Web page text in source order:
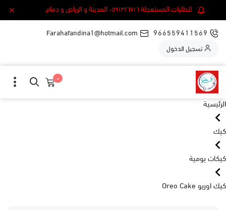
للطلبات المستعجلة ٠٥٩١٣٢٦٧١٦ المدينة و الرياض و دمام.
966559411569
Farahafandina1@hotmail.com
تسجيل الدخول
٠
الرئيسية
كيك
كيكات يومية
كيك اوريو Oreo Cake